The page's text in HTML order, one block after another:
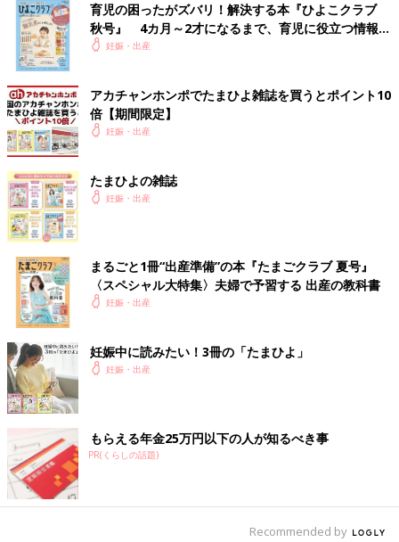
育児の困ったがズバリ！解決する本『ひよこクラブ
秋号』 4カ月～2才になるまで、育児に役立つ情報が
いっぱい！
妊娠・出産
アカチャンホンポでたまひよ雑誌を買うとポイント10
倍【期間限定】
妊娠・出産
たまひよの雑誌
妊娠・出産
まるごと1冊“出産準備”の本『たまごクラブ 夏号』
〈スペシャル大特集〉夫婦で予習する 出産の教科書
妊娠・出産
妊娠中に読みたい！3冊の「たまひよ」
妊娠・出産
もらえる年金25万円以下の人が知るべき事
PR(くらしの話題)
Recommended by